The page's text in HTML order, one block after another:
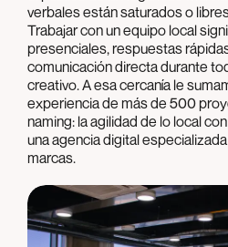
verbales están saturados o
Trabajar con un equipo local
presenciales, respuestas
comunicación directa durante
creativo. A esa cercanía le
experiencia de más de 500
naming: la agilidad de lo local
una agencia digital
marcas.